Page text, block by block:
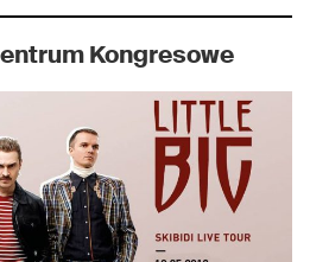
Kongresowe